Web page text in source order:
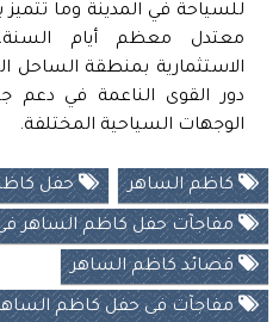
للسياحة في المدينة وما
معتدل معظم أيام
الاستثمارية بمنطقة الساحل
دور القوى الناعمة في دعم
الوجهات السياحية المختلفة.
كاظم الساهر حفل
مفاجآت حفل كاظم الساهر
قصائد كاظم الساهر
مفاجآت فى حفل كاظم الساهر